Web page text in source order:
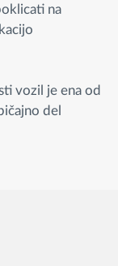
na
vozil je ena od
del